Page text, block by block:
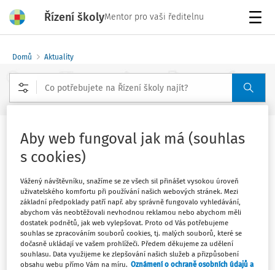
Řízení školyMentor pro vaši ředitelnu
Domů Aktuality
Deváťáci posílají přihlášky, mají velký
zájem o technické obory
Vydáno: 6. 3. 2018
1 minuta čtení
Zdroj:iDnes.cz
Přihlášky do prvních ročníků už se scházejí ředitelům
středních škol a učilišť v Karlovarském kraji. Velký
zájem je především o technické obory.
Aby web fungoval jak má (souhlas
s cookies)
Vážený návštěvníku, snažíme se ze všech sil přinášet vysokou úroveň
uživatelského komfortu při používání našich webových stránek. Mezi
základní předpoklady patří např. aby správně fungovalo vyhledávání,
abychom vás neobtěžovali nevhodnou reklamou nebo abychom měli
dostatek podnětů, jak web vylepšovat. Proto od Vás potřebujeme
souhlas se zpracováním souborů cookies, tj. malých souborů, které se
dočasně ukládají ve vašem prohlížeči. Předem děkujeme za udělení
souhlasu. Data využijeme ke zlepšování našich služeb a přizpůsobení
obsahu webu přímo Vám na míru. Oznámení o ochraně osobních údajů a